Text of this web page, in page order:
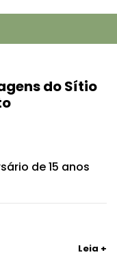
do Sítio
de 15 anos
Leia +